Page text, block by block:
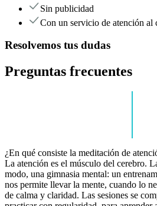
Sin publicidad
Con un servicio de atención al
Resolvemos tus dudas
Preguntas frecuentes
¿En qué consiste la meditación de
La atención es el músculo del cerebro.
modo, una gimnasia mental: un
nos permite llevar la mente, cuando lo
de calma y claridad. Las sesiones se